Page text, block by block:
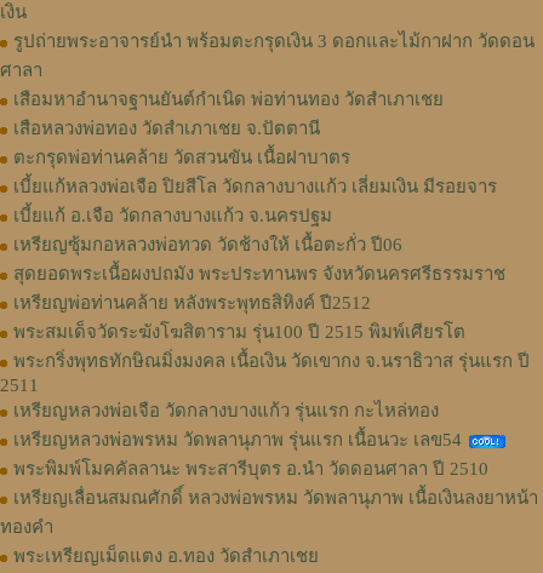
เงิน
รูปถ่ายพระอาจารย์นำ พร้อมตะกรุดเงิน 3 ดอกและไม้กาฝาก วัดดอน
ศาลา
เสือมหาอำนาจฐานยันต์กำเนิด พ่อท่านทอง วัดสำเภาเชย
เสือหลวงพ่อทอง วัดสำเภาเชย จ.ปัตตานี
ตะกรุดพ่อท่านคล้าย วัดสวนขัน เนื้อฝาบาตร
เบี้ยแก้หลวงพ่อเจือ ปิยสีโล วัดกลางบางแก้ว เลี่ยมเงิน มีรอยจาร
เบี้ยแก้ อ.เจือ วัดกลางบางแก้ว จ.นครปฐม
เหรียญซุ้มกอหลวงพ่อทวด วัดช้างให้ เนื้อตะกั่ว ปี06
สุดยอดพระเนื้อผงปถมัง พระประทานพร จังหวัดนครศรีธรรมราช
เหรียญพ่อท่านคล้าย หลังพระพุทธสิหิงค์ ปี2512
พระสมเด็จวัดระฆังโฆสิตาราม รุ่น100 ปี 2515 พิมพ์เศียรโต
พระกริ่งพุทธทักษิณมิ่งมงคล เนื้อเงิน วัดเขากง จ.นราธิวาส รุ่นแรก ปี
2511
เหรียญหลวงพ่อเจือ วัดกลางบางแก้ว รุ่นแรก กะไหล่ทอง
เหรียญหลวงพ่อพรหม วัดพลานุภาพ รุ่นแรก เนื้อนวะ เลข54
พระพิมพ์โมคคัลลานะ พระสารีบุตร อ.นำ วัดดอนศาลา ปี 2510
เหรียญเลื่อนสมณศักดิ์ หลวงพ่อพรหม วัดพลานุภาพ เนื้อเงินลงยาหน้า
ทองคำ
พระเหรียญเม็ดแตง อ.ทอง วัดสำเภาเชย